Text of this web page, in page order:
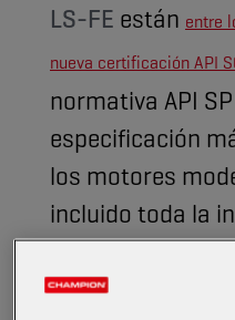
LS-FE están entre
nueva certificación API
normativa API
especificación
los motores
incluido toda la
para garantizar
Con la